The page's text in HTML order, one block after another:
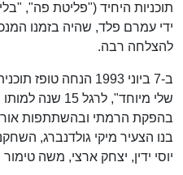
תוכניות היחיד ("פליטת פה",
ידי עמרם פלד, שהיה בזמנו
להצלחה רבה.
ב-7 ביוני 1993 הנחה
שלי מיוחד", לרגל
בהפקת הרמתי ובהשתתפות
בנו הצעיר מיקי גולדנברג,
יוסי ידין, יצחק ארצי, משה טימור